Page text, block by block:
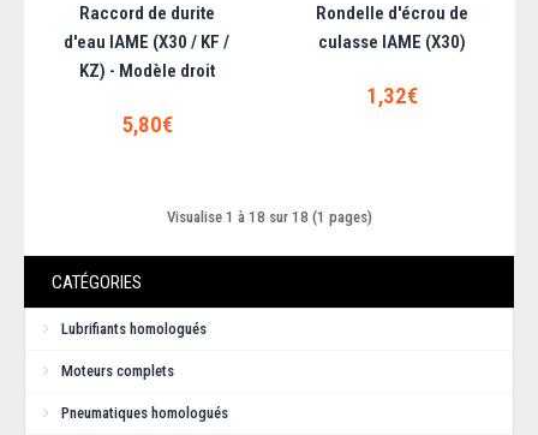
1,68€
Raccord de durite
d'eau IAME (X30 / KF /
KZ) - Modèle droit
5,80€
Rondelle d'écrou de
culasse IAME (X30)
1,32€
Visualise 1 à 18 sur 18 (1 pages)
CATÉGORIES
Lubrifiants homologués
Moteurs complets
Pneumatiques homologués